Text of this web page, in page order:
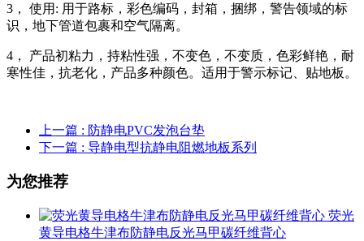
3， 使用: 用于路标，彩色编码，封箱，捆绑，警告领域的标
识，地下管道包裹和空气隔离。
4， 产品初粘力，持粘性强，不变色，不变质，色彩鲜艳，耐
寒性佳，抗老化，产品多种颜色。适用于警示标记、贴地板。
上一篇 : 防静电PVC发泡台垫
下一篇 : 导静电型抗静电阻燃地板系列
为您推荐
荧光
黄导电格牛津布防静电反光马甲碳纤维背心